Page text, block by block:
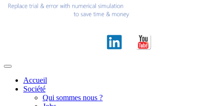
Accueil
Société
Qui sommes nous ?